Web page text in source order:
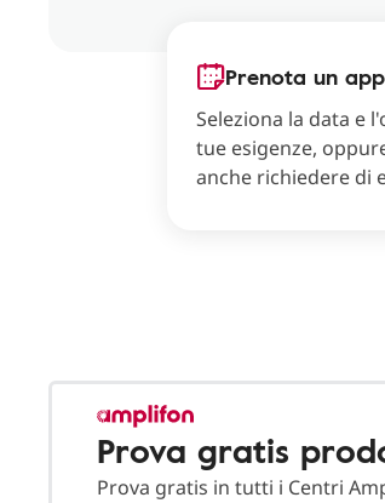
Prenota un
Seleziona la data e
tue esigenze,
anche richiedere di
Prova gratis
Prova gratis in tutti i Centri